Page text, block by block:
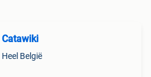
Catawiki
Heel België